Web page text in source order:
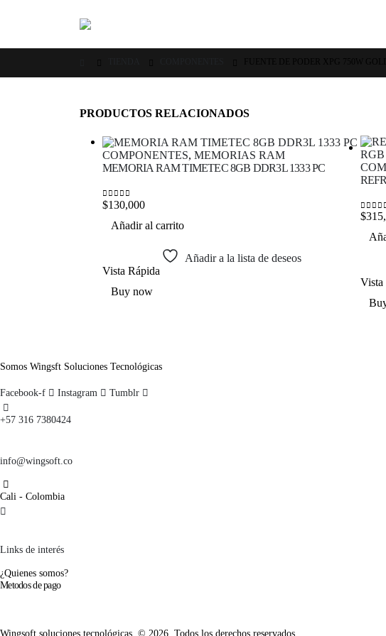
PRODUCTOS RELACIONADOS
COMPONENTES, MEMORIAS RAM
MEMORIA RAM TIMETEC 8GB DDR3L 1333 PC
0out of 5
$130,000
Añadir al carrito
Añadir a la lista de deseos
Vista Rápida
Buy now
0out
$
Vista
Somos Wingsft Soluciones Tecnológicas
Facebook-f Instagram Tumblr
+57 316 7380424
info@wingsoft.co
Cali - Colombia
Links de interés
¿Quienes somos?
Metodos de pago
Wingsoft soluciones tecnológicas. © 2026. Todos los derechos reservados